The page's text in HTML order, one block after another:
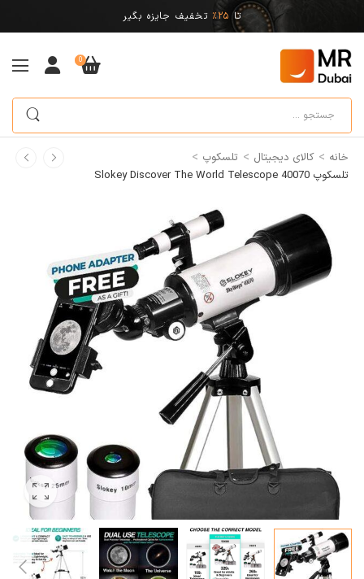
تا 25% تخفیف جایزه بگیر
0
خانه > کالای دیجیتال > تلسکوپ >
تلسکوپ Slokey Discover The World Telescope 40070